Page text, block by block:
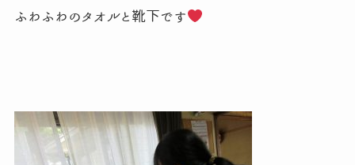
ふわふわのタオルと靴下です